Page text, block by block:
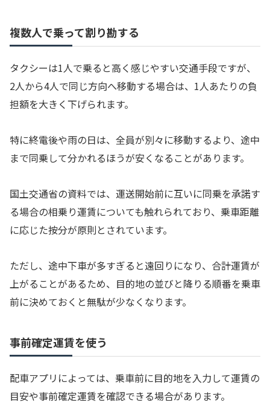
複数人で乗って割り勘する
タクシーは1人で乗ると高く感じやすい交通手段ですが、
2人から4人で同じ方向へ移動する場合は、1人あたりの負
担額を大きく下げられます。
特に終電後や雨の日は、全員が別々に移動するより、途中
まで同乗して分かれるほうが安くなることがあります。
国土交通省の資料では、運送開始前に互いに同乗を承諾す
る場合の相乗り運賃についても触れられており、乗車距離
に応じた按分が原則とされています。
ただし、途中下車が多すぎると遠回りになり、合計運賃が
上がることがあるため、目的地の並びと降りる順番を乗車
前に決めておくと無駄が少なくなります。
事前確定運賃を使う
配車アプリによっては、乗車前に目的地を入力して運賃の
目安や事前確定運賃を確認できる場合があります。